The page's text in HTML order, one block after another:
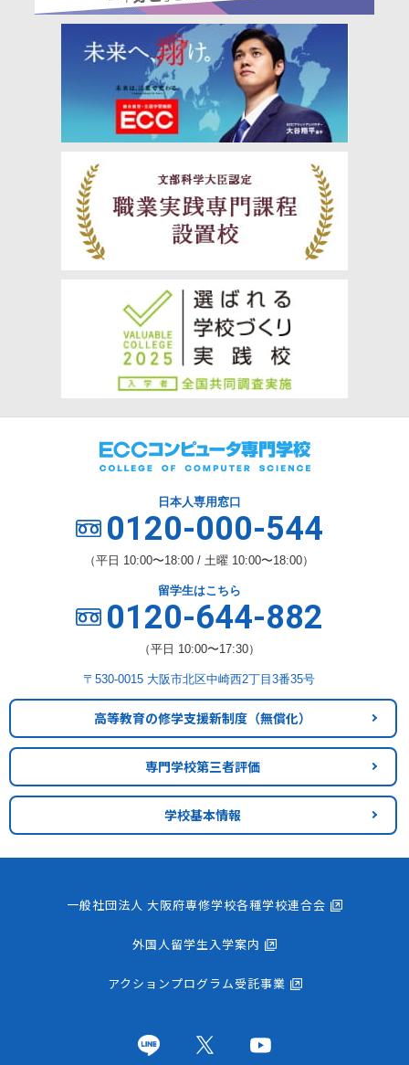
日本人専用窓口
0120-000-544
（平日 10:00〜18:00 / 土曜 10:00〜18:00）
留学生はこちら
0120-644-882
（平日 10:00〜17:30）
〒530-0015 大阪市北区中崎西2丁目3番35号
高等教育の修学支援新制度 （無償化）
専門学校第三者評価
学校基本情報
一般社団法人 大阪府専修学校各種学校連合会
外国人留学生入学案内
アクションプログラム受託事業